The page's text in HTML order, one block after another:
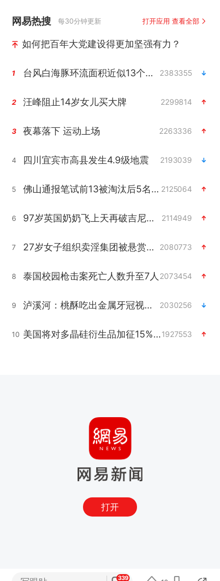
网易热搜 每30分钟更新 打开应用 查看全部
如何把百年大党建设得更加坚强有力？
1 台风白海豚环流面积近似13个浙江 2383355
2 汪峰阻止14岁女儿买大牌 2299814
3 夜幕落下 运动上场 2263336
4 四川宜宾市高县发生4.9级地震 2193039
5 佛山通报笔试前13被淘汰后5名进体检 2125064
6 97岁英国奶奶飞上天再破吉尼斯纪录 2114949
7 27岁女子组织卖淫集团被悬赏通缉 2080773
8 泰国校园枪击案死亡人数升至7人 2073454
9 泸溪河：桃酥吃出金属牙冠视频不实 2030256
10 美国将对多晶硅衍生品加征15%关税1927553
打开
339